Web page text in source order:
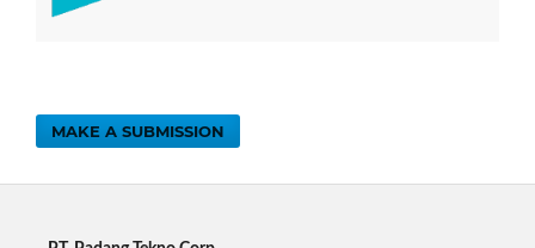
MAKE A SUBMISSION